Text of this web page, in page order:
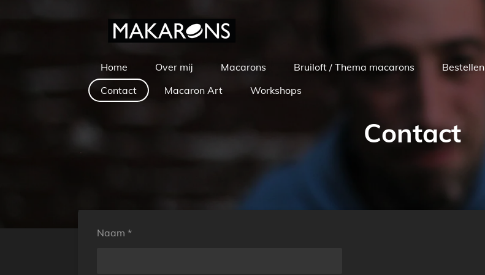
Home Over mij Macarons Bruiloft / Thema macarons Bestellen
Contact
Macaron Art Workshops
Contact
Naam *